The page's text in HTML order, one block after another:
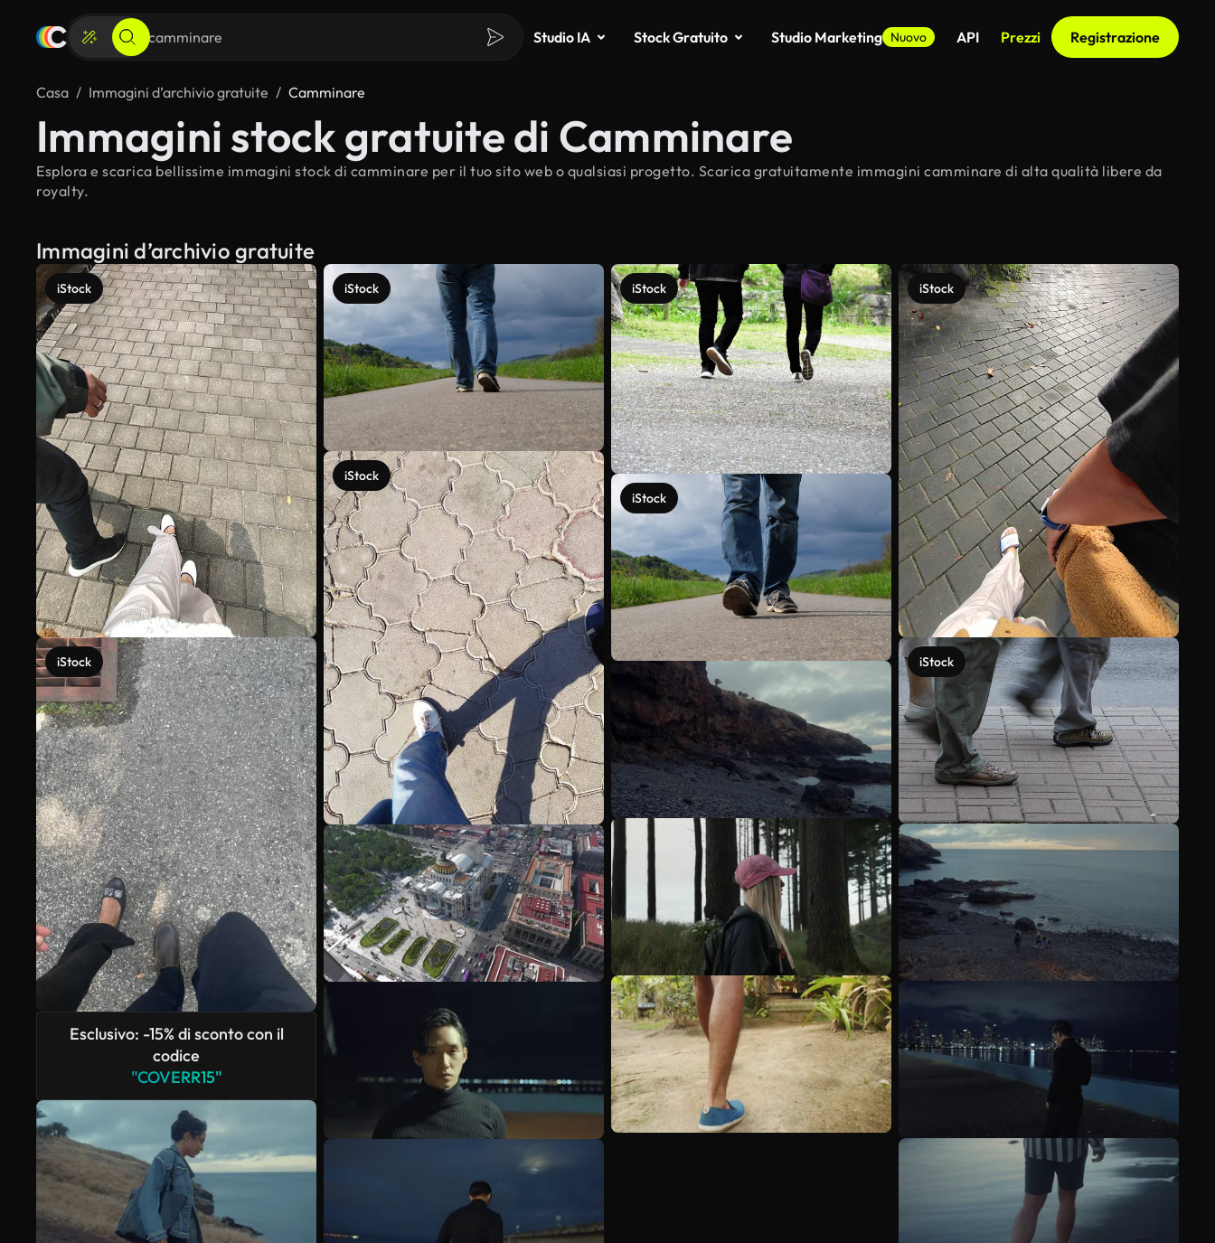
Studio IA Stock Gratuito Studio Marketing Nuovo API Prezzi Registrazione
Casa Immagini d’archivio gratuite Camminare
Immagini stock gratuite di Camminare
Esplora e scarica bellissime immagini stock di camminare per il tuo sito web o qualsiasi progetto. Scarica gratuitamente immagini camminare di alta qualità libere da
royalty.
Immagini d’archivio gratuite
iStock
iStock
Esclusivo: -15% di sconto con il
codice
"COVERR15"
iStock
iStock
iStock
iStock
iStock
iStock
Scopri di più